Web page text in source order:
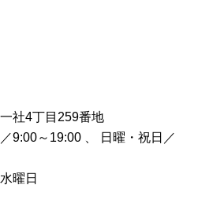
社4丁目259番地
9:00～19:00 、 日曜・祝日／
曜日